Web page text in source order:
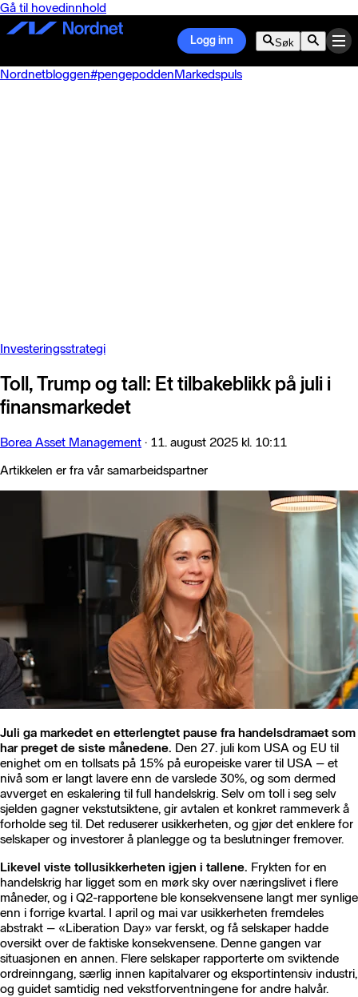
Gå til hovedinnhold
Logg inn Søk
Nordnetbloggen#pengepoddenMarkedspuls
Investeringsstrategi
Toll, Trump og tall: Et tilbakeblikk på juli i
finansmarkedet
Borea Asset Management · 11. august 2025 kl. 10:11
Artikkelen er fra vår samarbeidspartner
Juli ga markedet en etterlengtet pause fra handelsdramaet som
har preget de siste månedene. Den 27. juli kom USA og EU til
enighet om en tollsats på 15% på europeiske varer til USA – et
nivå som er langt lavere enn de varslede 30%, og som dermed
avverget en eskalering til full handelskrig. Selv om toll i seg selv
sjelden gagner vekstutsiktene, gir avtalen et konkret rammeverk å
forholde seg til. Det reduserer usikkerheten, og gjør det enklere for
selskaper og investorer å planlegge og ta beslutninger fremover.
Likevel viste tollusikkerheten igjen i tallene. Frykten for en
handelskrig har ligget som en mørk sky over næringslivet i flere
måneder, og i Q2-rapportene ble konsekvensene langt mer synlige
enn i forrige kvartal. I april og mai var usikkerheten fremdeles
abstrakt – «Liberation Day» var ferskt, og få selskaper hadde
oversikt over de faktiske konsekvensene. Denne gangen var
situasjonen en annen. Flere selskaper rapporterte om sviktende
ordreinngang, særlig innen kapitalvarer og eksportintensiv industri,
og guidet samtidig ned vekstforventningene for andre halvår.